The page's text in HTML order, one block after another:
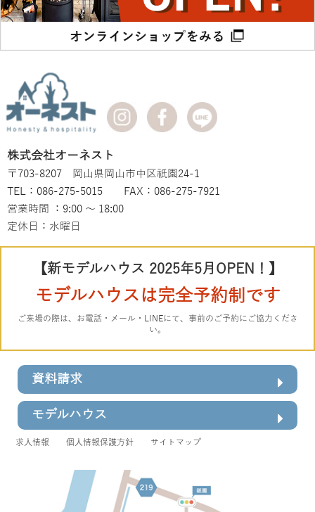
株式会社オーネスト
〒703-8207 岡山県岡山市中区祇園24-1
TEL：086-275-5015 FAX：086-275-7921
営業時間 ：9:00 ～ 18:00
定休日：水曜日
【新モデルハウス 2025年5月OPEN！】
モデルハウスは完全予約制です
ご来場の際は、お電話・メール・LINEにて、事前のご予約にご協力くださ
い。
資料請求
モデルハウス
求人情報 個人情報保護方針 サイトマップ